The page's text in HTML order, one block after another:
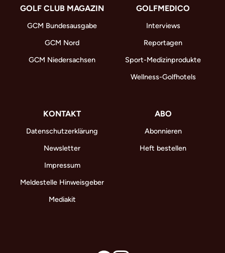
GOLF CLUB MAGAZIN
GCM Bundesausgabe
GCM Nord
GCM Niedersachsen
GOLFMEDICO
Interviews
Reportagen
Sport-Medizinprodukte
Wellness-Golfhotels
KONTAKT
Datenschutzerklärung
Newsletter
Impressum
Meldestelle Hinweisgeber
Mediakit
ABO
Abonnieren
Heft bestellen